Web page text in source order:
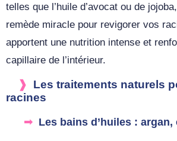
telles que l’huile d’avocat ou de
remède miracle pour revigorer vos
apportent une nutrition intense et
capillaire de l’intérieur.
Les traitements naturels
racines
Les bains d’huiles :